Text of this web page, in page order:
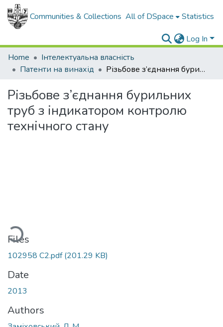
Communities & Collections All of DSpace Statistics
Log In
Home
Інтелектуальна власність
Патенти на винахід
Різьбове з’єднання бурильних труб з індикатором контролю технічного стану
Різьбове з’єднання бурильних
труб з індикатором контролю
технічного стану
Loading...
Files
102958 С2.pdf(201.29 KB)
Date
2013
Authors